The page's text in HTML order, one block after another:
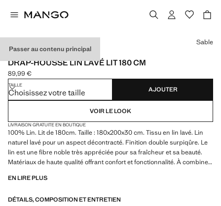
Passer au contenu principal
MADE IN PORTUGAL
DRAP-HOUSSE LIN LAVÉ LIT 180 CM
Prix actuel [89,99 € ]
89,99 €
Choisissez une couleur
Sable
TAILLE
Choisissez votre taille AJOUTER
VOIR LE LOOK
LIVRAISON GRATUITE EN BOUTIQUE
100% Lin. Lit de 180cm. Taille : 180x200x30 cm. Tissu en lin lavé. Lin
naturel lavé pour un aspect décontracté. Finition double surpiqûre. Le
lin est une fibre noble très appréciée pour sa fraîcheur et sa beauté.
Matériaux de haute qualité offrant confort et fonctionnalité. À combiner
Gramaje del lino: 160. Es un tejido de peso medio, versátil y ofrece un
ligero para ser fresco y transpirable, pero también resistente para un
EN LIRE PLUS
DÉTAILS, COMPOSITION ET ENTRETIEN